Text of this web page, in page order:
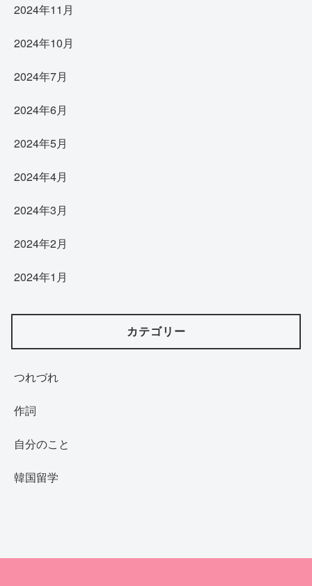
2024年11月
2024年10月
2024年7月
2024年6月
2024年5月
2024年4月
2024年3月
2024年2月
2024年1月
カテゴリー
つれづれ
作詞
自分のこと
韓国留学